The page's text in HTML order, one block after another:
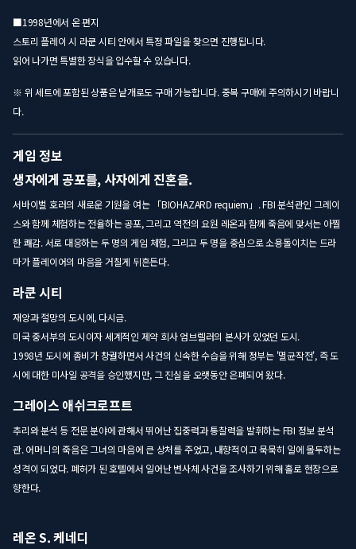
■1998년에서 온 편지
스토리 플레이 시 라쿤 시티 안에서 특정 파일을 찾으면 진행됩니다.
읽어 나가면 특별한 장식을 입수할 수 있습니다.
※ 위 세트에 포함된 상품은 낱개로도 구매 가능합니다. 중복 구매에 주의하시기 바랍니
다.
게임 정보
생자에게 공포를, 사자에게 진혼을.
서바이벌 호러의 새로운 기원을 여는 「BIOHAZARD requiem」. FBI 분석관인 그레이
스와 함께 체험하는 전율하는 공포, 그리고 역전의 요원 레온과 함께 죽음에 맞서는 아찔
한 쾌감. 서로 대응하는 두 명의 게임 체험, 그리고 두 명을 중심으로 소용돌이치는 드라
마가 플레이어의 마음을 거칠게 뒤흔든다.
라쿤 시티
재앙과 절망의 도시에, 다시금.
미국 중서부의 도시이자 세계적인 제약 회사 엄브렐러의 본사가 있었던 도시.
1998년 도시에 좀비가 창궐하면서 사건의 신속한 수습을 위해 정부는 '멸균작전', 즉 도
시에 대한 미사일 공격을 승인했지만, 그 진실을 오랫동안 은폐되어 왔다.
그레이스 애쉬크로프트
추리와 분석 등 전문 분야에 관해서 뛰어난 집중력과 통찰력을 발휘하는 FBI 정보 분석
관. 어머니의 죽음은 그녀의 마음에 큰 상처를 주었고, 내향적이고 묵묵히 일에 몰두하는
성격이 되었다. 폐허가 된 호텔에서 일어난 변사체 사건을 조사하기 위해 홀로 현장으로
향한다.
레온 S. 케네디